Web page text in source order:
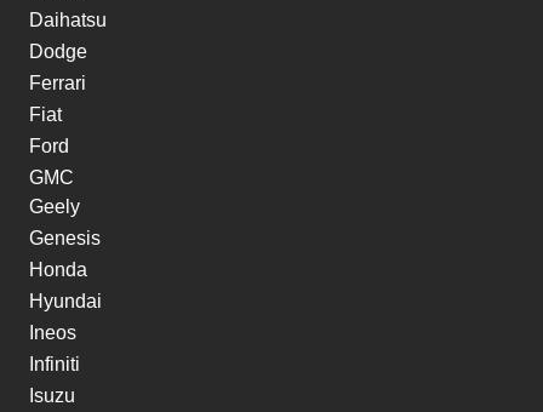
Daihatsu
Dodge
Ferrari
Fiat
Ford
GMC
Geely
Genesis
Honda
Hyundai
Ineos
Infiniti
Isuzu